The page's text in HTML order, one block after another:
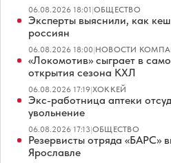
06.08.2026 18:01|ОБЩЕСТВО
Эксперты выяснили, как
россиян
06.08.2026 18:00|НОВОСТИ
«Локомотив» сыграет в
открытия сезона КХЛ
06.08.2026 17:19|ХОККЕЙ
Экс-работница аптеки
увольнение
06.08.2026 17:13|ОБЩЕСТВО
Резервисты отряда «БАРС»
Ярославле